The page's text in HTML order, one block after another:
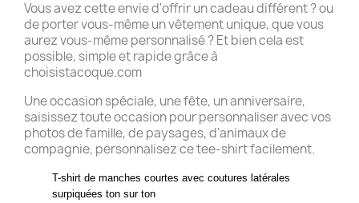
Vous avez cette envie d'offrir un cadeau différent ? ou
de porter vous-même un vêtement unique, que vous
aurez vous-même personnalisé ? Et bien cela est
possible, simple et rapide grâce à
choisistacoque.com
Une occasion spéciale, une fête, un anniversaire,
saisissez toute occasion pour personnaliser avec vos
photos de famille, de paysages, d'animaux de
compagnie, personnalisez ce tee-shirt facilement.
T-shirt de manches courtes avec coutures latérales
surpiquées ton sur ton